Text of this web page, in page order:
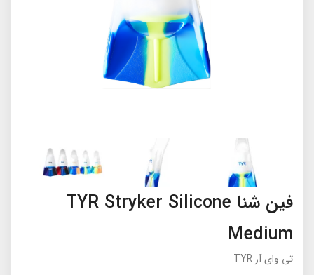
فین شنا TYR Stryker Silicone
Medium
تی وای آر TYR